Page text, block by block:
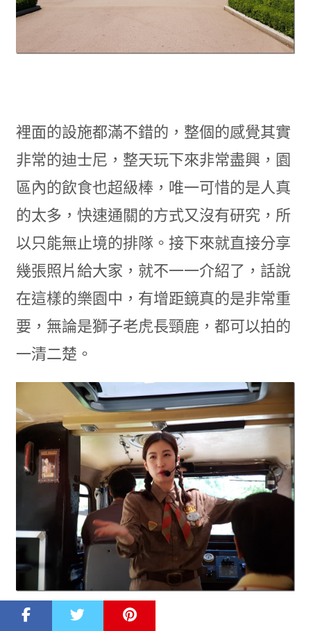
裡面的設施都滿不錯的，整個的感覺其實
非常的迪士尼，整天玩下來非常盡興，園
區內的飲食也超級棒，唯一可惜的是人真
的太多，快速通關的方式又沒有研究，所
以只能無止境的排隊。接下來就直接分享
幾張照片給大家，就不一一介紹了，話說
在這樣的樂園中，有增距鏡真的是非常重
要，無論是獅子老虎長頸鹿，都可以拍的
一清二楚。